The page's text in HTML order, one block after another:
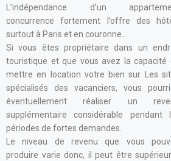
L’indépendance d’un
concurrence fortement l’offre des
surtout à Paris et en couronne…
Si vous êtes propriétaire dans un
touristique et que vous avez la capacité
mettre en location votre bien sur Les
spécialisés des vacanciers, vous
éventuellement réaliser un
supplémentaire considérable pendant
périodes de fortes demandes.
Le niveau de revenu que vous
produire varie donc, il peut être